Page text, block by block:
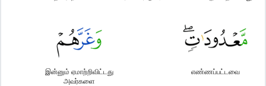
எண்ணப்பட்டவை
இன்னும் ஏமாற்றிவிட்டது
அவர்களை